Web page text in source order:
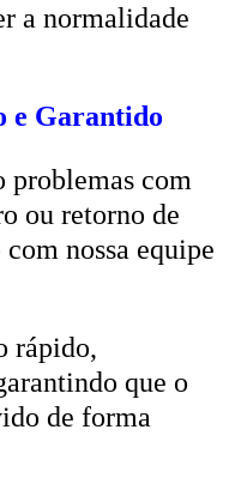
a normalidade
e Garantido
problemas com
ou retorno de
nossa equipe
rápido,
que o
de forma